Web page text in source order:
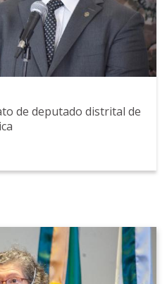
de deputado distrital de